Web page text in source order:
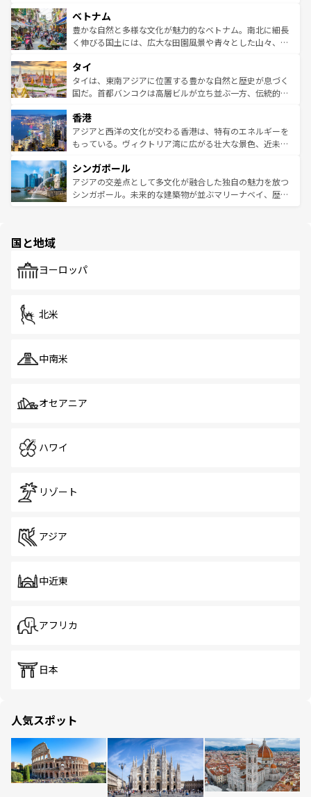
参照してほしい。
容にもいいと評判のスイーツなど、バラエティ豊かな料理
が味わえる。 なお、新着の台湾情報は コンテンツ一覧を参
照してほしい。
き、地方に足を延ばせば四季折々の自然美を楽しむことが
できる。そして、キムチや焼肉、絶品のストリートフード
まで、さまざまな韓国料理が待っている。夜には、韓国な
リティに包まれながら、韓国の多彩な魅力を心ゆくまで味
わってみてほしい。 なお、新着の韓国情報はコンテンツ一
覧を参照してほしい。
ベトナム
豊かな自然と多様な文化が魅力的なベトナム。南北に細長
く伸びる国土には、広大な田園風景や青々とした山々、世
急速な発展と共に伝統が息づく。ハノイの古い町並みやホ
ーチミン市のフランス統治時代の建物も、独特の雰囲気を
醸し出している。また、バラエティの豊かさとおいしさで
とつ。フォーやバインミー、ベトナムコーヒーなどは、ぜ
ひ現地で味わいたい。どの地域を訪れてもあたたかい人々
が旅行者を迎えてくれるので、きっと忘れられない旅にな
参照してほしい。
タイ
タイは、東南アジアに位置する豊かな自然と歴史が息づく
国だ。首都バンコクは高層ビルが立ち並ぶ一方、伝統的な
の活気が交差している。北部ではチェンマイなどの山岳地
帯で自然と触れ合い、南部ではプーケットやクラビの美し
いビーチでリゾート気分を楽しむことができる。タイ料理
激する。気候は一年中温暖で、どの季節にも異なる楽しみ
が待っている。親しみやすいタイの人々、仏教を中心とし
た文化、そして多様な観光資源が、訪れる旅人を魅了し続
香港
アジアと西洋の文化が交わる香港は、特有のエネルギーを
もっている。ヴィクトリア湾に広がる壮大な景色、近未来
み、どこを訪れても感動するはず。観光スポットが密集し
ており、効率よく見どころを回れるのも魅力。息をのむよ
うな絶景から文化的な体験まで、香港を存分に楽しみ尽く
シンガポール
アジアの交差点として多文化が融合した独自の魅力を放つ
シンガポール。未来的な建築物が並ぶマリーナベイ、歴史
で、ホーカーズは地元の風情を楽しめる外せないスポット
国と地域
ヨーロッパ
北米
中南米
オセアニア
ハワイ
リゾート
アジア
中近東
アフリカ
日本
人気スポット